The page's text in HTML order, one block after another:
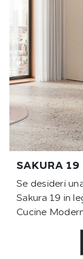
SAKURA 19
Se desideri
Sakura 19 in
Cucine